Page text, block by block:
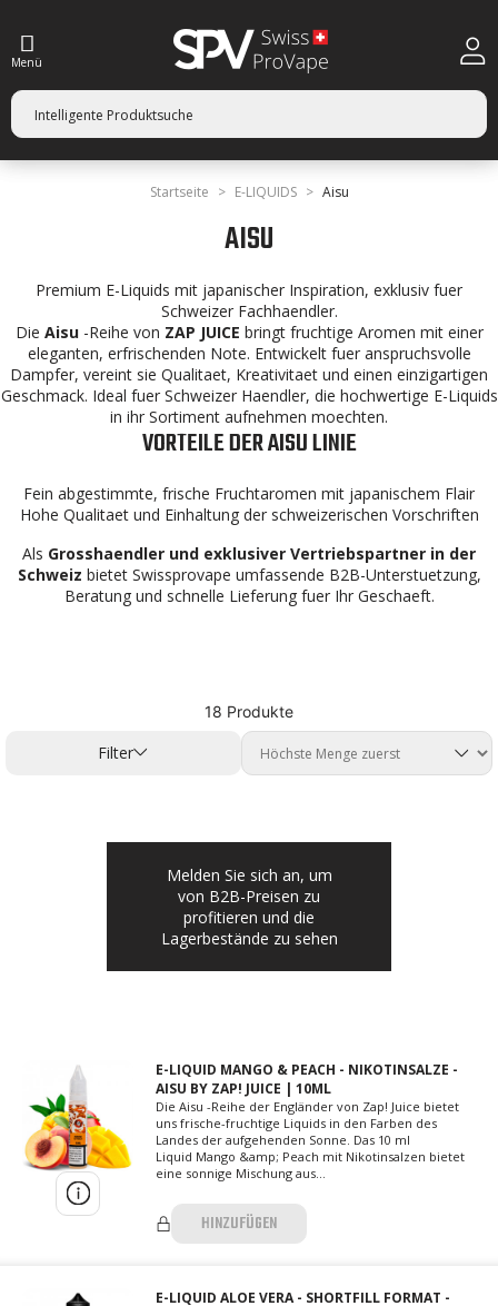
Menü
Startseite E-LIQUIDS Aisu
AISU
Premium E-Liquids mit japanischer Inspiration, exklusiv fuer
Schweizer Fachhaendler.
Die Aisu -Reihe von ZAP JUICE bringt fruchtige Aromen mit einer
eleganten, erfrischenden Note. Entwickelt fuer anspruchsvolle
Dampfer, vereint sie Qualitaet, Kreativitaet und einen einzigartigen
Geschmack. Ideal fuer Schweizer Haendler, die hochwertige E-Liquids
in ihr Sortiment aufnehmen moechten.
VORTEILE DER AISU LINIE
Fein abgestimmte, frische Fruchtaromen mit japanischem Flair
Hohe Qualitaet und Einhaltung der schweizerischen Vorschriften
Als Grosshaendler und exklusiver Vertriebspartner in der
Schweiz bietet Swissprovape umfassende B2B-Unterstuetzung,
Beratung und schnelle Lieferung fuer Ihr Geschaeft.
18 Produkte
Filter
Melden Sie sich an, um
von B2B-Preisen zu
profitieren und die
Lagerbestände zu sehen
E-LIQUID MANGO & PEACH - NIKOTINSALZE -
AISU BY ZAP! JUICE | 10ML
Die Aisu -Reihe der Engländer von Zap! Juice bietet
uns frische-fruchtige Liquids in den Farben des
Landes der aufgehenden Sonne. Das 10 ml
Liquid Mango &amp; Peach mit Nikotinsalzen bietet
eine sonnige Mischung aus...
HINZUFÜGEN
E-LIQUID ALOE VERA - SHORTFILL FORMAT -